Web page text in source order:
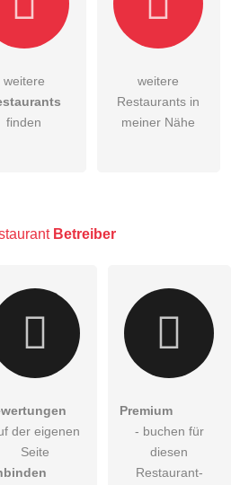
dieAGB
habe ich zur Kenntnis genommen.
weitere
finden
weitere
Restaurants in
meiner Nähe
Betreiber
der eigenen
Seite
Premium
- buchen für
diesen
Restaurant-